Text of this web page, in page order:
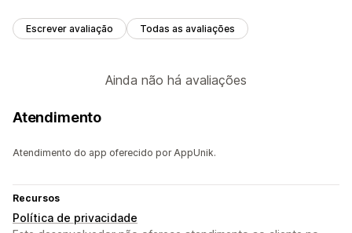
Escrever avaliação Todas as avaliações
Ainda não há avaliações
Atendimento
Atendimento do app oferecido por AppUnik.
Recursos
Política de privacidade